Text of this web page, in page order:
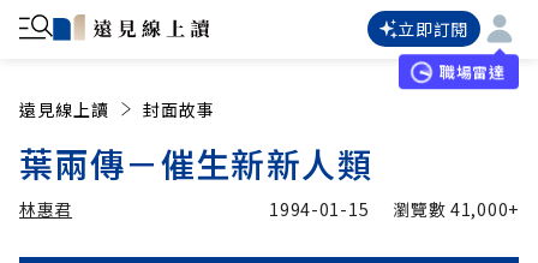
立即訂閱
職場雷達
遠見線上讀 封面故事
葉兩傳－催生新新人類
林惠君 1994-01-15 瀏覽數41,000+